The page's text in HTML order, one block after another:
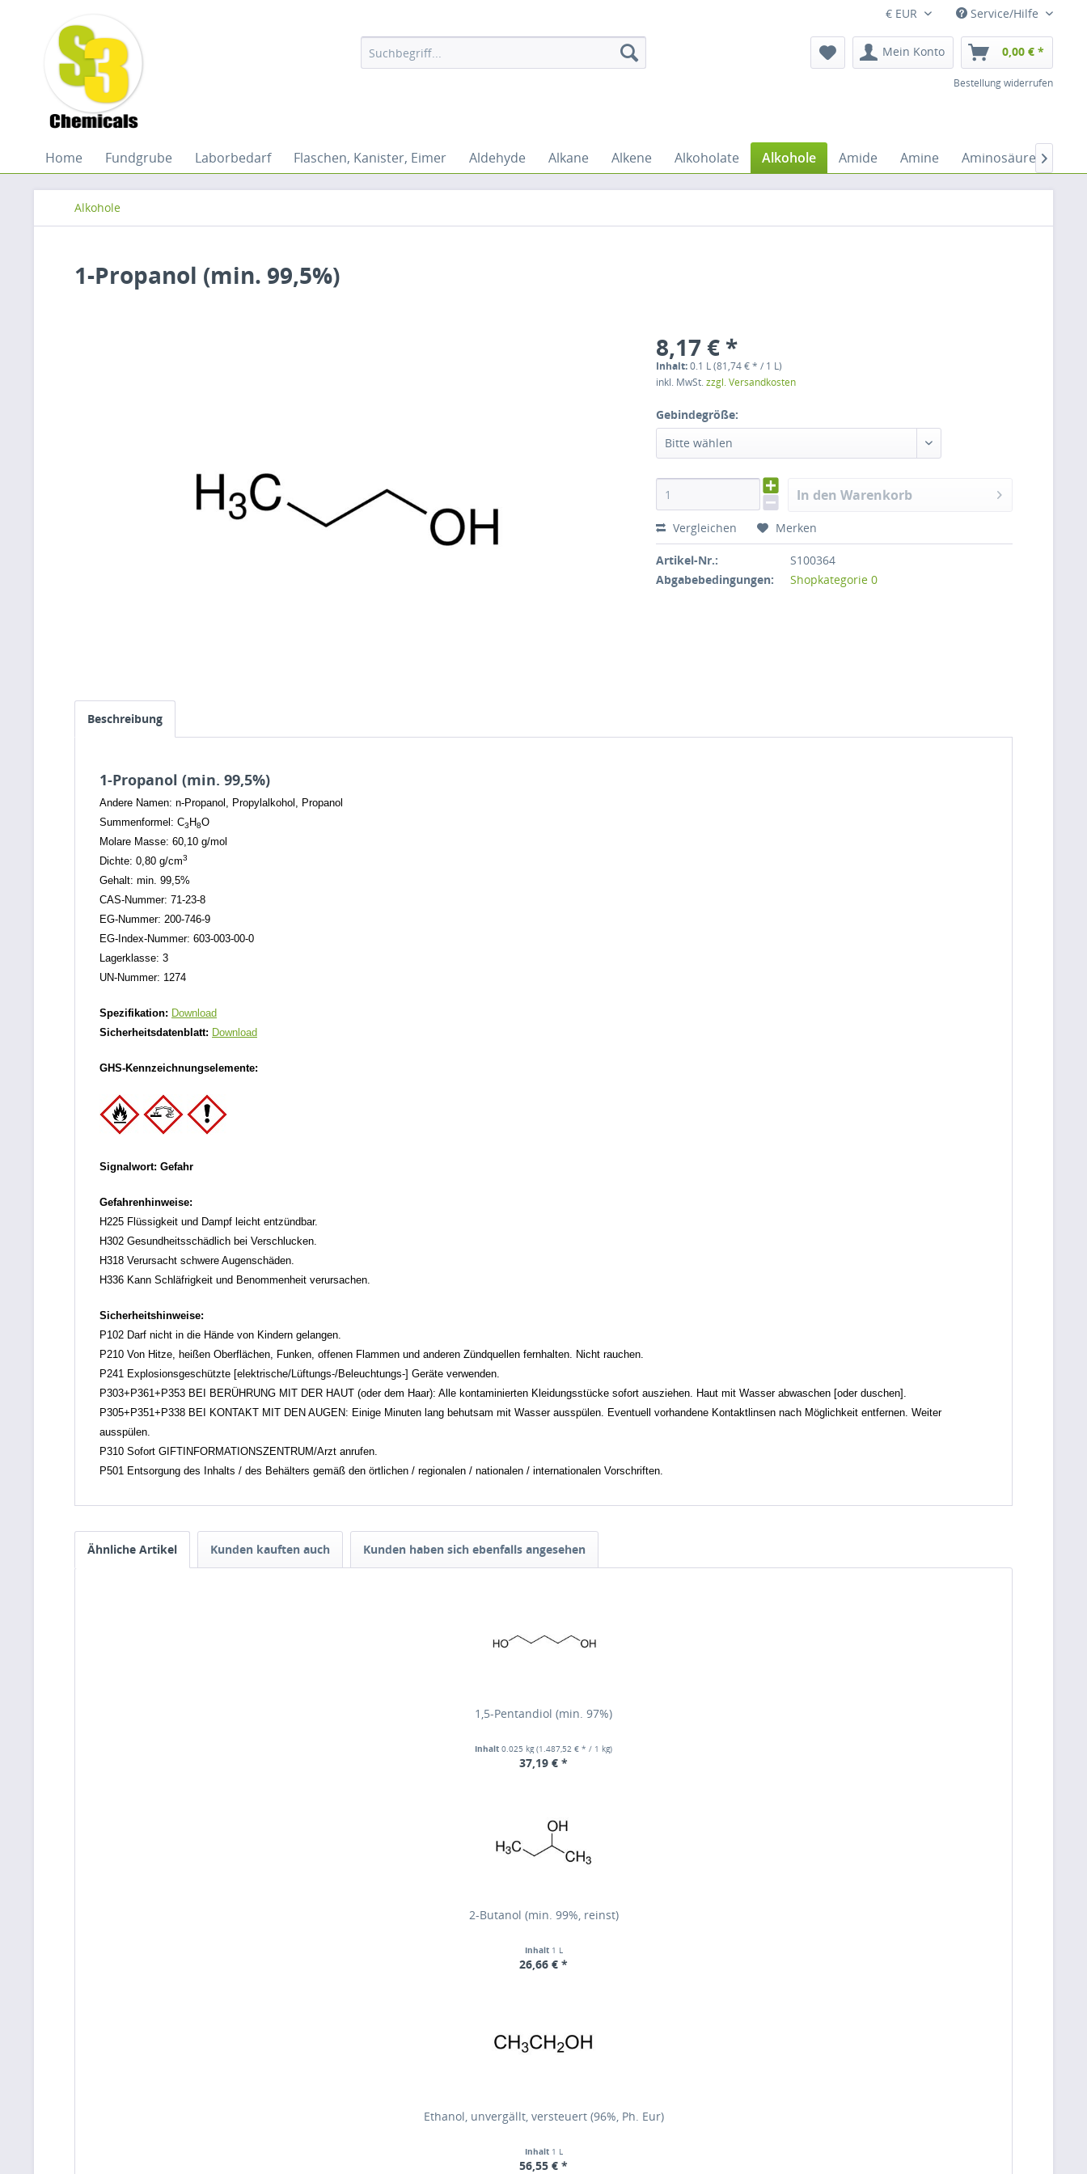
€ EUR Service/Hilfe
Mein Konto 0,00 € *
Bestellung widerrufen
Home Fundgrube Laborbedarf Flaschen, Kanister, Eimer Aldehyde Alkane Alkene Alkoholate Alkohole Amide Amine Aminosäuren
Alkohole
1-Propanol (min. 99,5%)
8,17 € *
Inhalt:0.1 L (81,74 € * / 1 L)
inkl. MwSt.zzgl. Versandkosten
Gebindegröße:
Bitte wählen
In den Warenkorb
Vergleichen Merken
Artikel-Nr.:
S100364
Abgabebedingungen:
Shopkategorie 0
Beschreibung
1-Propanol (min. 99,5%)
Andere Namen: n-Propanol, Propylalkohol, Propanol
Summenformel: C3 H8O
Molare Masse: 60,10 g/mol
Dichte: 0,80 g/cm3
Gehalt: min. 99,5%
CAS-Nummer: 71-23-8
EG-Nummer: 200-746-9
EG-Index-Nummer: 603-003-00-0
Lagerklasse: 3
UN-Nummer: 1274
Spezifikation: Download
Sicherheitsdatenblatt: Download
GHS-Kennzeichnungselemente:
Signalwort: Gefahr
Gefahrenhinweise:
H225 Flüssigkeit und Dampf leicht entzündbar.
H302 Gesundheitsschädlich bei Verschlucken.
H318 Verursacht schwere Augenschäden.
H336 Kann Schläfrigkeit und Benommenheit verursachen.
Sicherheitshinweise:
P102 Darf nicht in die Hände von Kindern gelangen.
P210 Von Hitze, heißen Oberflächen, Funken, offenen Flammen und anderen Zündquellen fernhalten. Nicht rauchen.
P241 Explosionsgeschützte [elektrische/Lüftungs-/Beleuchtungs-] Geräte verwenden.
P303+P361+P353 BEI BERÜHRUNG MIT DER HAUT (oder dem Haar): Alle kontaminierten Kleidungsstücke sofort ausziehen. Haut mit Wasser abwaschen [oder duschen].
P305+P351+P338 BEI KONTAKT MIT DEN AUGEN: Einige Minuten lang behutsam mit Wasser ausspülen. Eventuell vorhandene Kontaktlinsen nach Möglichkeit entfernen. Weiter
ausspülen.
P310 Sofort GIFTINFORMATIONSZENTRUM/Arzt anrufen.
P501 Entsorgung des Inhalts / des Behälters gemäß den örtlichen / regionalen / nationalen / internationalen Vorschriften.
Ähnliche Artikel Kunden kauften auch Kunden haben sich ebenfalls angesehen
1,5-Pentandiol (min. 97%)
Inhalt 0.025 kg(1.487,52 € * / 1 kg)
37,19 € *
2-Butanol (min. 99%, reinst)
Inhalt 1 L
26,66 € *
Ethanol, unvergällt, versteuert (96%, Ph. Eur)
Inhalt 1 L
56,55 € *